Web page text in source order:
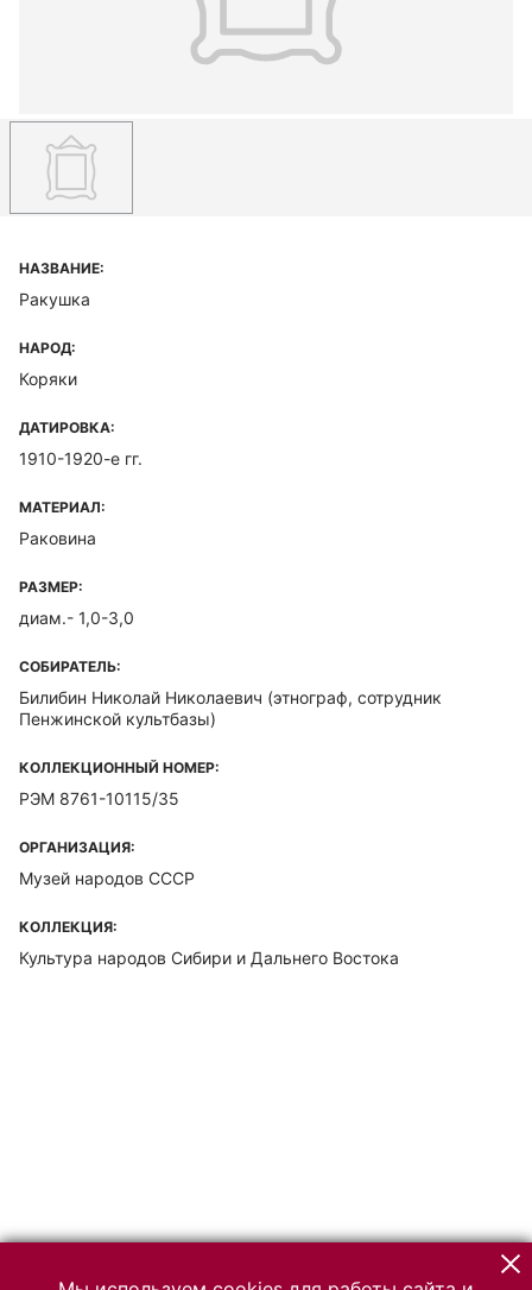
НАЗВАНИЕ:
Ракушка
НАРОД:
Коряки
ДАТИРОВКА:
1910-1920-е гг.
МАТЕРИАЛ:
Раковина
РАЗМЕР:
диам.- 1,0-3,0
СОБИРАТЕЛЬ:
Билибин Николай Николаевич (этнограф, сотрудник
Пенжинской культбазы)
КОЛЛЕКЦИОННЫЙ НОМЕР:
РЭМ 8761-10115/35
ОРГАНИЗАЦИЯ:
Музей народов СССР
КОЛЛЕКЦИЯ:
Культура народов Сибири и Дальнего Востока